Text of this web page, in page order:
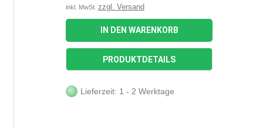
inkl. MwSt. zzgl. Versand
IN DEN WARENKORB
PRODUKTDETAILS
Lieferzeit: 1 - 2 Werktage